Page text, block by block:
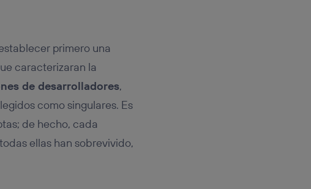
primero una
caracterizaran la
de desarrolladores,
como singulares. Es
de hecho, cada
ellas han sobrevivido,